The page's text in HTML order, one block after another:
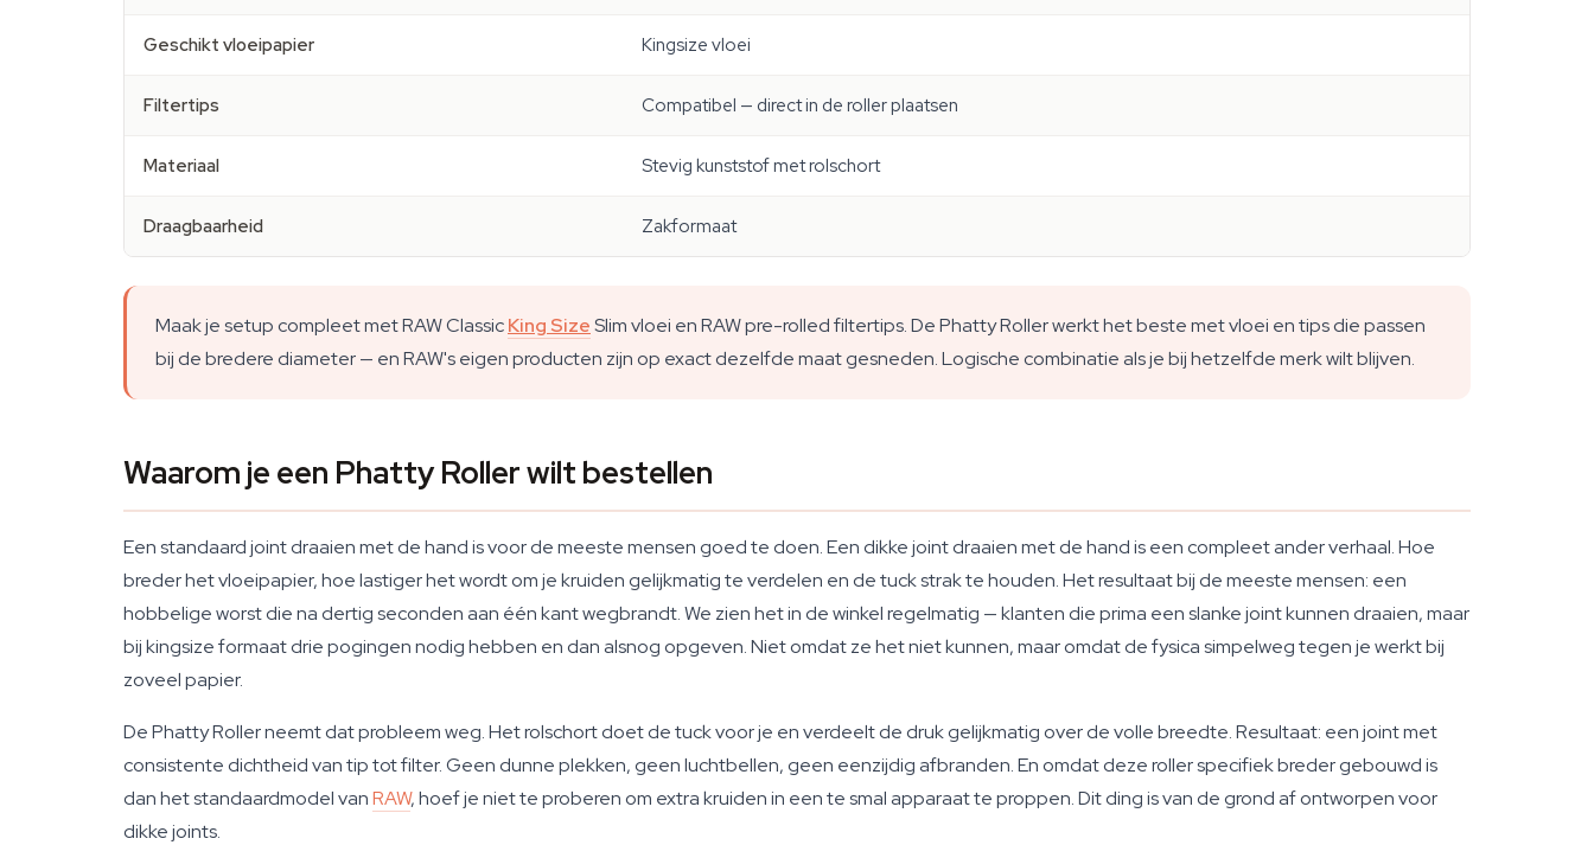
Geschikt vloeipapier Kingsize vloei
Filtertips Compatibel — direct in de roller plaatsen
Materiaal Stevig kunststof met rolschort
Draagbaarheid Zakformaat
Maak je setup compleet met RAW ClassicKing SizeSlim vloei en RAW pre-rolled filtertips. De Phatty Roller werkt het beste met vloei en tips die passen
bij de bredere diameter — en RAW's eigen producten zijn op exact dezelfde maat gesneden. Logische combinatie als je bij hetzelfde merk wilt blijven.
Waarom je een Phatty Roller wilt bestellen
Een standaard joint draaien met de hand is voor de meeste mensen goed te doen. Een dikke joint draaien met de hand is een compleet ander verhaal. Hoe
breder het vloeipapier, hoe lastiger het wordt om je kruiden gelijkmatig te verdelen en de tuck strak te houden. Het resultaat bij de meeste mensen: een
hobbelige worst die na dertig seconden aan één kant wegbrandt. We zien het in de winkel regelmatig — klanten die prima een slanke joint kunnen draaien, maar
bij kingsize formaat drie pogingen nodig hebben en dan alsnog opgeven. Niet omdat ze het niet kunnen, maar omdat de fysica simpelweg tegen je werkt bij
zoveel papier.
De Phatty Roller neemt dat probleem weg. Het rolschort doet de tuck voor je en verdeelt de druk gelijkmatig over de volle breedte. Resultaat: een joint met
consistente dichtheid van tip tot filter. Geen dunne plekken, geen luchtbellen, geen eenzijdig afbranden. En omdat deze roller specifiek breder gebouwd is
dan het standaardmodel vanRAW, hoef je niet te proberen om extra kruiden in een te smal apparaat te proppen. Dit ding is van de grond af ontworpen voor
dikke joints.